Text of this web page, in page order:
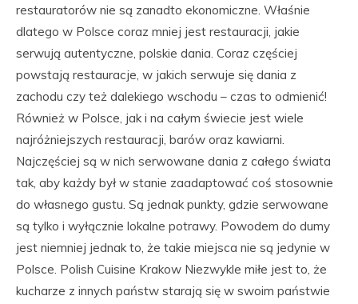
restauratorów nie są zanadto ekonomiczne. Właśnie
dlatego w Polsce coraz mniej jest restauracji, jakie
serwują autentyczne, polskie dania. Coraz częściej
powstają restauracje, w jakich serwuje się dania z
zachodu czy też dalekiego wschodu – czas to odmienić!
Również w Polsce, jak i na całym świecie jest wiele
najróżniejszych restauracji, barów oraz kawiarni.
Najczęściej są w nich serwowane dania z całego świata
tak, aby każdy był w stanie zaadaptować coś stosownie
do własnego gustu. Są jednak punkty, gdzie serwowane
są tylko i wyłącznie lokalne potrawy. Powodem do dumy
jest niemniej jednak to, że takie miejsca nie są jedynie w
Polsce. Polish Cuisine Krakow Niezwykle miłe jest to, że
kucharze z innych państw starają się w swoim państwie